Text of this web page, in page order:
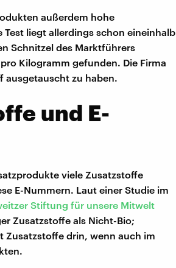
außerdem hohe
liegt allerdings schon eineinhalb
Schnitzel des Marktführers
Kilogramm gefunden. Die Firma
ausgetauscht zu haben.
und E-
viele Zusatzstoffe
E-Nummern. Laut einer Studie im
Stiftung für unsere Mitwelt
Zusatzstoffe als Nicht-Bio;
drin, wenn auch im